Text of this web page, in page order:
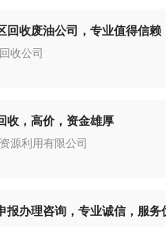
回收废油公司，专业值得信赖
收公司
收，高价，资金雄厚
源利用有限公司
报办理咨询，专业诚信，服务